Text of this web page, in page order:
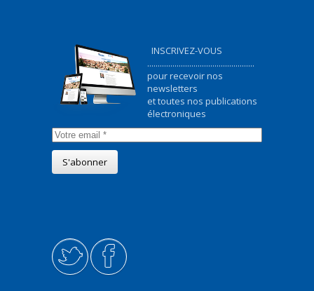
INSCRIVEZ-VOUS
...................................................
pour recevoir nos
newsletters
et toutes nos publications
électroniques